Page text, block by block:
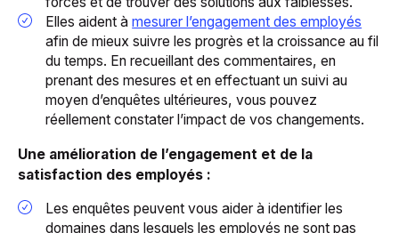
Elles aident àmesurer l’engagement des employés
afin de mieux suivre les progrès et la croissance au fil
du temps. En recueillant des commentaires, en
prenant des mesures et en effectuant un suivi au
moyen d’enquêtes ultérieures, vous pouvez
réellement constater l’impact de vos changements.
Une amélioration de l’engagement et de la
satisfaction des employés :
Les enquêtes peuvent vous aider à identifier les
domaines dans lesquels les employés ne sont pas